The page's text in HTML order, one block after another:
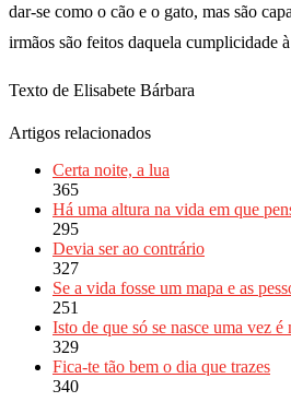
dar-se como o cão e o gato, mas são
irmãos são feitos daquela cumplicidade
Texto de Elisabete Bárbara
Artigos relacionados
Certa noite, a lua
365
Há uma altura na vida em que
295
Devia ser ao contrário
327
Se a vida fosse um mapa e as
251
Isto de que só se nasce uma vez é
329
Fica-te tão bem o dia que trazes
340